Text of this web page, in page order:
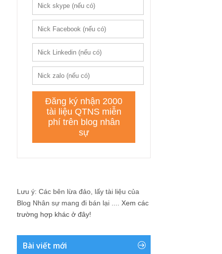
Lưu ý: Các bên lừa đảo, lấy tài liệu của
Blog Nhân sự mang đi bán lại .... Xem các
trường hợp khác ở đây!
Bài viết mới